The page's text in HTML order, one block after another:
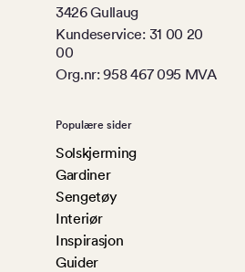
3426 Gullaug
Kundeservice: 31 00 20
00
Org.nr: 958 467 095 MVA
Populære sider
Solskjerming
Gardiner
Sengetøy
Interiør
Inspirasjon
Guider